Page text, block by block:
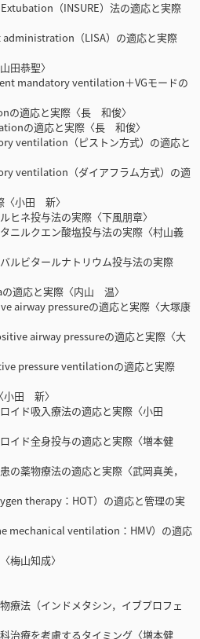
（INSURE）法の適応と実際
（LISA）の適応と実際
田恭聖〉
mandatory ventilation＋VGモードの
適応と実際〈長 和俊〉
の適応と実際〈長 和俊〉
ventilation（ピストン方式）の適応と
ventilation（ダイアフラム方式）の適
〈小田 新〉
ネ投与法の実際〈下風朋章〉
ルクエン酸塩投与法の実際〈村山義
ビタールナトリウム投与法の実際
適応と実際〈内山 温〉
pressureの適応と実際〈大塚康
airway pressureの適応と実際〈大
pressure ventilationの適応と実際
小田 新〉
イド吸入療法の適応と実際〈小田
ド全身投与の適応と実際〈増本健
薬物療法の適応と実際〈武岡真美，
therapy：HOT）の適応と管理の実
mechanical ventilation：HMV）の適応
梅山知成〉
法（インドメタシン，イブプロフェ
療を考慮するタイミング〈増本健